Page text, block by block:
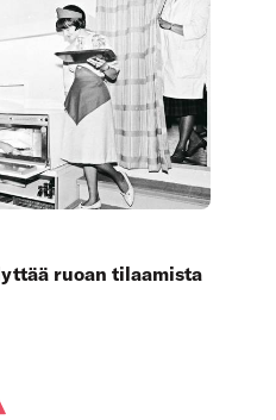
ruoan tilaamista